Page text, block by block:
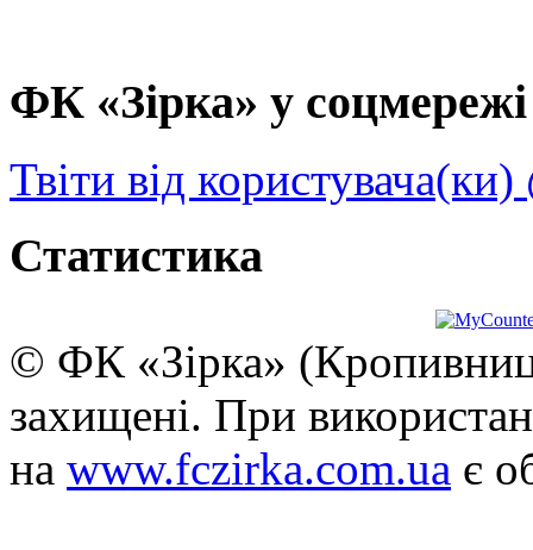
ФК «Зірка» у
Твіти від
Статистика
© ФК «Зірка»
захищені. При
на www.fczirka.com.ua є